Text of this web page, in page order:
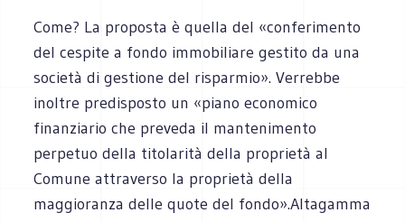
Come? La proposta è quella del «conferimento
del cespite a fondo immobiliare gestito da una
società di gestione del risparmio». Verrebbe
inoltre predisposto un «piano economico
finanziario che preveda il mantenimento
perpetuo della titolarità della proprietà al
Comune attraverso la proprietà della
maggioranza delle quote del fondo».Altagamma